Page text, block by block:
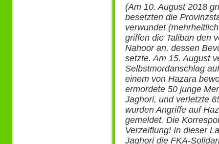
(Am 10. August 2018
besetzten die
verwundet
griffen die Taliban den
Nahoor an, dessen
setzte. Am 15. August
Selbstmordanschlag
einem von Hazara
ermordete 50 junge
Jaghori, und verletzte
wurden Angriffe auf
gemeldet. Die
Verzeiflung! In dieser
Jaghori die FKA-